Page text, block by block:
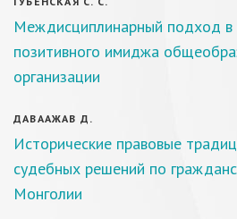
Междисциплинарный подход в
позитивного имиджа
организации
ДАВААЖАВ Д.
Исторические правовые
судебных решений по
Монголии